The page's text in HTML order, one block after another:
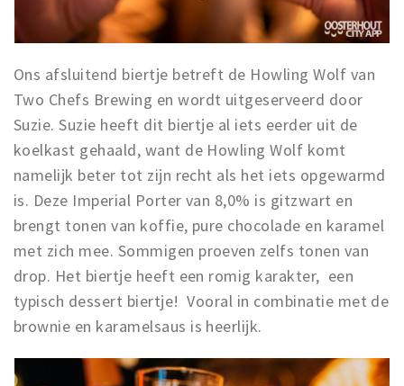
Ons afsluitend biertje betreft de Howling Wolf van
Two Chefs Brewing en wordt uitgeserveerd door
Suzie. Suzie heeft dit biertje al iets eerder uit de
koelkast gehaald, want de Howling Wolf komt
namelijk beter tot zijn recht als het iets opgewarmd
is. Deze Imperial Porter van 8,0% is gitzwart en
brengt tonen van koffie, pure chocolade en karamel
met zich mee. Sommigen proeven zelfs tonen van
drop. Het biertje heeft een romig karakter, een
typisch dessert biertje! Vooral in combinatie met de
brownie en karamelsaus is heerlijk.